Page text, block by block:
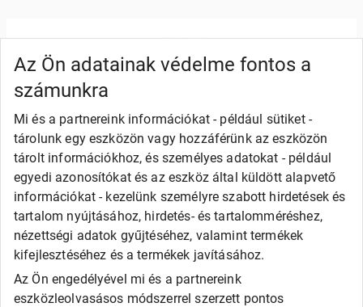
Az Ön adatainak védelme fontos a
számunkra
Mi és a partnereink információkat - például sütiket -
tárolunk egy eszközön vagy hozzáférünk az eszközön
tárolt információkhoz, és személyes adatokat - például
egyedi azonosítókat és az eszköz által küldött alapvető
információkat - kezelünk személyre szabott hirdetések és
tartalom nyújtásához, hirdetés- és tartalomméréshez,
nézettségi adatok gyűjtéséhez, valamint termékek
kifejlesztéséhez és a termékek javításához.
Az Ön engedélyével mi és a partnereink
eszközleolvasásos módszerrel szerzett pontos